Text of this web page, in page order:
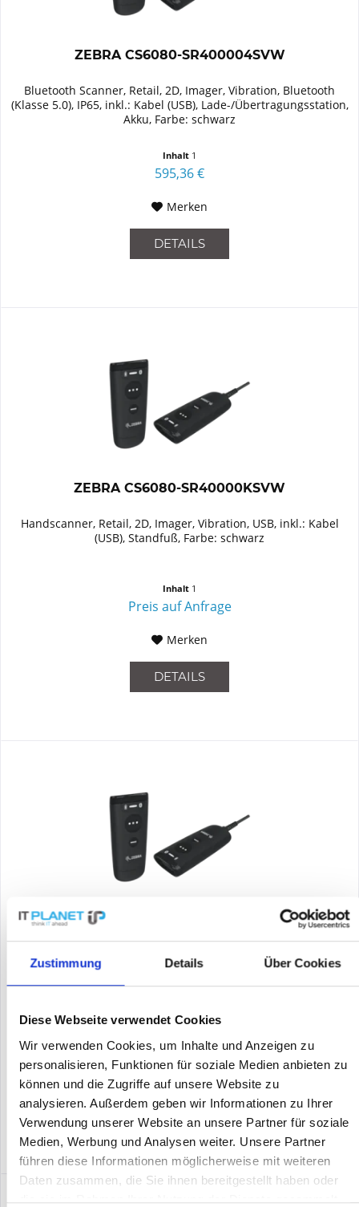
Zustimmung Details Über Cookies
Diese Webseite verwendet Cookies
Wir verwenden Cookies, um Inhalte und Anzeigen zu
personalisieren, Funktionen für soziale Medien anbieten zu
können und die Zugriffe auf unsere Website zu
analysieren. Außerdem geben wir Informationen zu Ihrer
Verwendung unserer Website an unsere Partner für soziale
Medien, Werbung und Analysen weiter. Unsere Partner
führen diese Informationen möglicherweise mit weiteren
Daten zusammen, die Sie ihnen bereitgestellt haben oder
ZEBRA CS6080-SR400004SVW
Bluetooth Scanner, Retail, 2D, Imager, Vibration, Bluetooth
(Klasse 5.0), IP65, inkl.: Kabel (USB), Lade-/Übertragungsstation,
Akku, Farbe: schwarz
Inhalt 1
595,36 €
Merken
DETAILS
ZEBRA CS6080-SR40000KSVW
Handscanner, Retail, 2D, Imager, Vibration, USB, inkl.: Kabel
(USB), Standfuß, Farbe: schwarz
Inhalt 1
Preis auf Anfrage
Merken
DETAILS
ZEBRA CS6080-SR40000TSVW
Bluetooth Scanner, Retail, 2D, Imager, Vibration, Bluetooth
(Klasse 5.0), IP65, inkl.: Kabel (USB), Lade-/Übertragungsstation,
Halsschlaufe, Akku, Farbe: schwarz
Inhalt1
678,02 €
Merken
DETAILS